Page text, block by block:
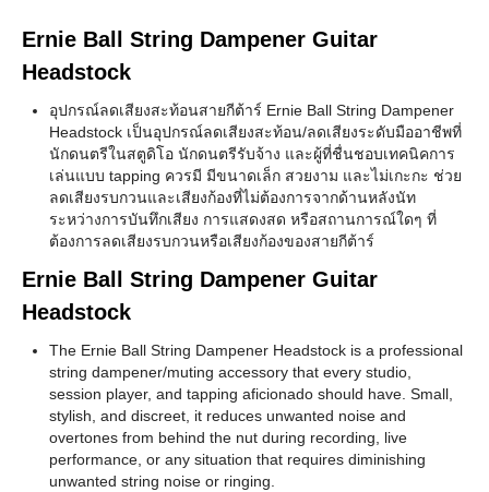
Ernie Ball String Dampener Guitar
Headstock
อุปกรณ์ลดเสียงสะท้อนสายกีต้าร์ Ernie Ball String Dampener
Headstock เป็นอุปกรณ์ลดเสียงสะท้อน/ลดเสียงระดับมืออาชีพที่
นักดนตรีในสตูดิโอ นักดนตรีรับจ้าง และผู้ที่ชื่นชอบเทคนิคการ
เล่นแบบ tapping ควรมี มีขนาดเล็ก สวยงาม และไม่เกะกะ ช่วย
ลดเสียงรบกวนและเสียงก้องที่ไม่ต้องการจากด้านหลังนัท
ระหว่างการบันทึกเสียง การแสดงสด หรือสถานการณ์ใดๆ ที่
ต้องการลดเสียงรบกวนหรือเสียงก้องของสายกีต้าร์
Ernie Ball String Dampener Guitar
Headstock
The Ernie Ball String Dampener Headstock is a professional
string dampener/muting accessory that every studio,
session player, and tapping aficionado should have. Small,
stylish, and discreet, it reduces unwanted noise and
overtones from behind the nut during recording, live
performance, or any situation that requires diminishing
unwanted string noise or ringing.